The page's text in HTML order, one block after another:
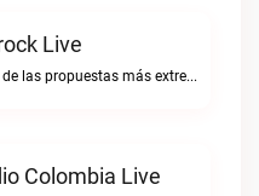
Live
Sintoniza lo mejor de las propuestas más extremas y virtuosas del metal colombianoNegro Tricolrock live
Colombia Live